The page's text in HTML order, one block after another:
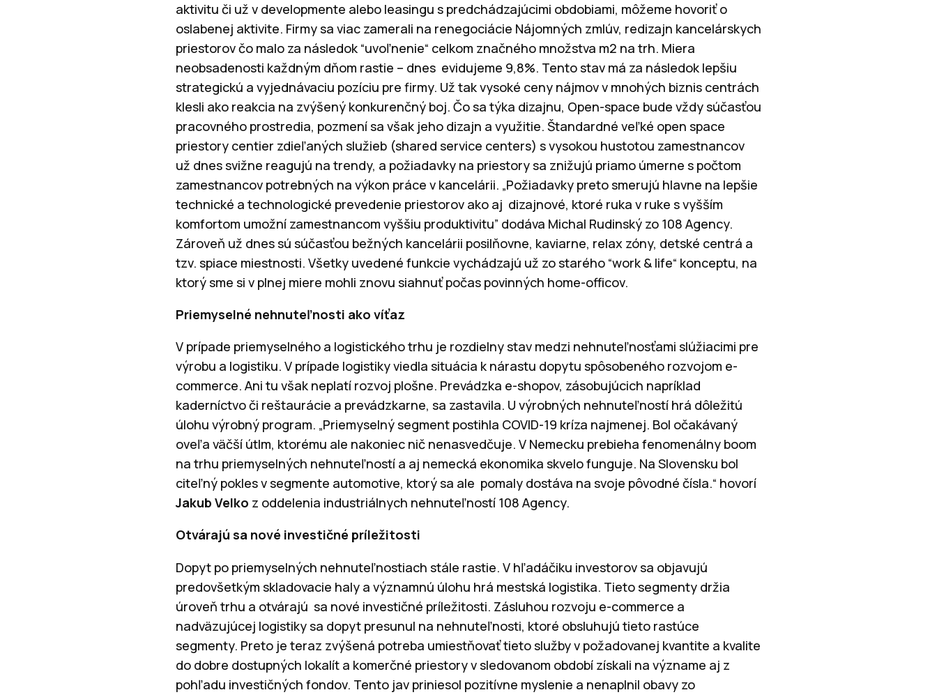
aktivitu či už v developmente alebo leasingu s predchádzajúcimi obdobiami, môžeme hovoriť o
oslabenej aktivite. Firmy sa viac zamerali na renegociácie Nájomných zmlúv, redizajn kancelárskych
priestorov čo malo za následok “uvoľnenie“ celkom značného množstva m2 na trh. Miera
neobsadenosti každným dňom rastie – dnes evidujeme 9,8%. Tento stav má za následok lepšiu
strategickú a vyjednávaciu pozíciu pre firmy. Už tak vysoké ceny nájmov v mnohých biznis centrách
klesli ako reakcia na zvýšený konkurenčný boj. Čo sa týka dizajnu, Open-space bude vždy súčasťou
pracovného prostredia, pozmení sa však jeho dizajn a využitie. Štandardné veľké open space
priestory centier zdieľaných služieb (shared service centers) s vysokou hustotou zamestnancov
už dnes svižne reagujú na trendy, a požiadavky na priestory sa znižujú priamo úmerne s počtom
zamestnancov potrebných na výkon práce v kancelárii. „Požiadavky preto smerujú hlavne na lepšie
technické a technologické prevedenie priestorov ako aj dizajnové, ktoré ruka v ruke s vyšším
komfortom umožní zamestnancom vyššiu produktivitu” dodáva Michal Rudinský zo 108 Agency.
Zároveň už dnes sú súčasťou bežných kancelárii posilňovne, kaviarne, relax zóny, detské centrá a
tzv. spiace miestnosti. Všetky uvedené funkcie vychádzajú už zo starého “work & life“ konceptu, na
ktorý sme si v plnej miere mohli znovu siahnuť počas povinných home-officov.
Priemyselné nehnuteľnosti ako víťaz
V prípade priemyselného a logistického trhu je rozdielny stav medzi nehnuteľnosťami slúžiacimi pre
výrobu a logistiku. V prípade logistiky viedla situácia k nárastu dopytu spôsobeného rozvojom e-
commerce. Ani tu však neplatí rozvoj plošne. Prevádzka e-shopov, zásobujúcich napríklad
kaderníctvo či reštaurácie a prevádzkarne, sa zastavila. U výrobných nehnuteľností hrá dôležitú
úlohu výrobný program. „Priemyselný segment postihla COVID-19 kríza najmenej. Bol očakávaný
oveľa väčší útlm, ktorému ale nakoniec nič nenasvedčuje. V Nemecku prebieha fenomenálny boom
na trhu priemyselných nehnuteľností a aj nemecká ekonomika skvelo funguje. Na Slovensku bol
citeľný pokles v segmente automotive, ktorý sa ale pomaly dostáva na svoje pôvodné čísla.“ hovorí
Jakub Velko z oddelenia industriálnych nehnuteľností 108 Agency.
Otvárajú sa nové investičné príležitosti
Dopyt po priemyselných nehnuteľnostiach stále rastie. V hľadáčiku investorov sa objavujú
predovšetkým skladovacie haly a významnú úlohu hrá mestská logistika. Tieto segmenty držia
úroveň trhu a otvárajú sa nové investičné príležitosti. Zásluhou rozvoju e-commerce a
nadväzujúcej logistiky sa dopyt presunul na nehnuteľnosti, ktoré obsluhujú tieto rastúce
segmenty. Preto je teraz zvýšená potreba umiestňovať tieto služby v požadovanej kvantite a kvalite
do dobre dostupných lokalít a komerčné priestory v sledovanom období získali na význame aj z
pohľadu investičných fondov. Tento jav priniesol pozitívne myslenie a nenaplnil obavy zo